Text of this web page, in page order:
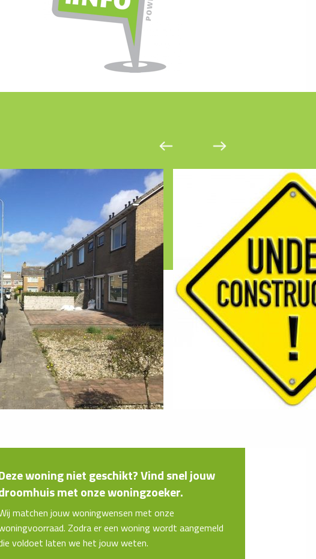
woning niet geschikt? Vind snel jouw
met onze woningzoeker.
matchen jouw woningwensen met onze
Zodra er een woning wordt aangemeld
voldoet laten we het jouw weten.